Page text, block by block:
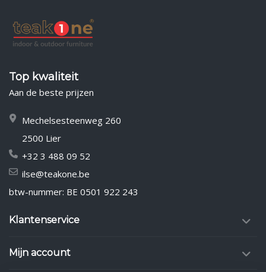
Top kwaliteit
Aan de beste prijzen
Mechelsesteenweg 260
2500 Lier
+32 3 488 09 52
ilse@teakone.be
btw-nummer: BE 0501 922 243
Klantenservice
Mijn account